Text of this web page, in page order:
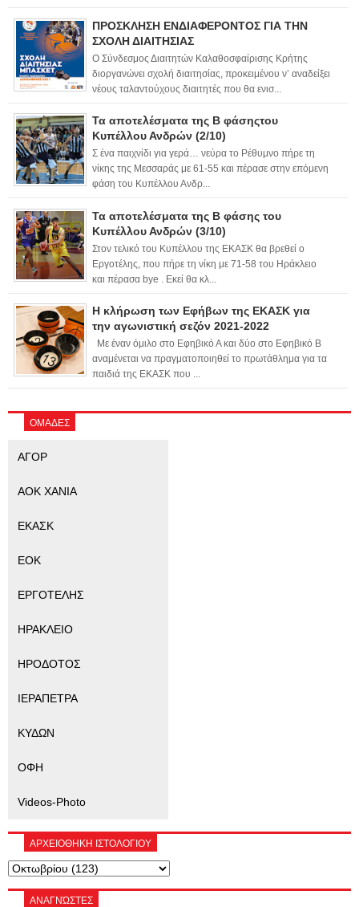
ΠΡΟΣΚΛΗΣΗ ΕΝΔΙΑΦΕΡΟΝΤΟΣ ΓΙΑ ΤΗΝ
ΣΧΟΛΗ ΔΙΑΙΤΗΣΙΑΣ
Ο Σύνδεσμος Διαιτητών Καλαθοσφαίρισης Κρήτης
διοργανώνει σχολή διαιτησίας, προκειμένου ν’ αναδείξει
νέους ταλαντούχους διαιτητές που θα ενισ...
Τα αποτελέσματα της Β φάσηςτου
Κυπέλλου Ανδρών (2/10)
Σ ένα παιχνίδι για γερά… νεύρα το Ρέθυμνο πήρε τη
νίκης της Μεσσαράς με 61-55 και πέρασε στην επόμενη
φάση του Κυπέλλου Ανδρ...
Τα αποτελέσματα της Β φάσης του
Κυπέλλου Ανδρών (3/10)
Στον τελικό του Κυπέλλου της ΕΚΑΣΚ θα βρεθεί ο
Εργοτέλης, που πήρε τη νίκη με 71-58 του Ηράκλειο
και πέρασα bye . Εκεί θα κλ...
Η κλήρωση των Εφήβων της ΕΚΑΣΚ για
την αγωνιστική σεζόν 2021-2022
Με έναν όμιλο στο Εφηβικό Α και δύο στο Εφηβικό Β
αναμένεται να πραγματοποιηθεί το πρωτάθλημα για τα
παιδιά της ΕΚΑΣΚ που ...
ΟΜΑΔΕΣ
ΑΓΟΡ
ΑΟΚ ΧΑΝΙΑ
ΕΚΑΣΚ
ΕΟΚ
ΕΡΓΟΤΕΛΗΣ
ΗΡΑΚΛΕΙΟ
ΗΡΟΔΟΤΟΣ
ΙΕΡΑΠΕΤΡΑ
ΚΥΔΩΝ
ΟΦΗ
Videos-Photo
ΑΡΧΕΙΟΘΗΚΗ ΙΣΤΟΛΟΓΙΟΥ
ΑΝΑΓΝΏΣΤΕΣ